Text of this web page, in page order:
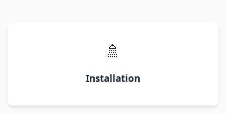
🚿
Installation